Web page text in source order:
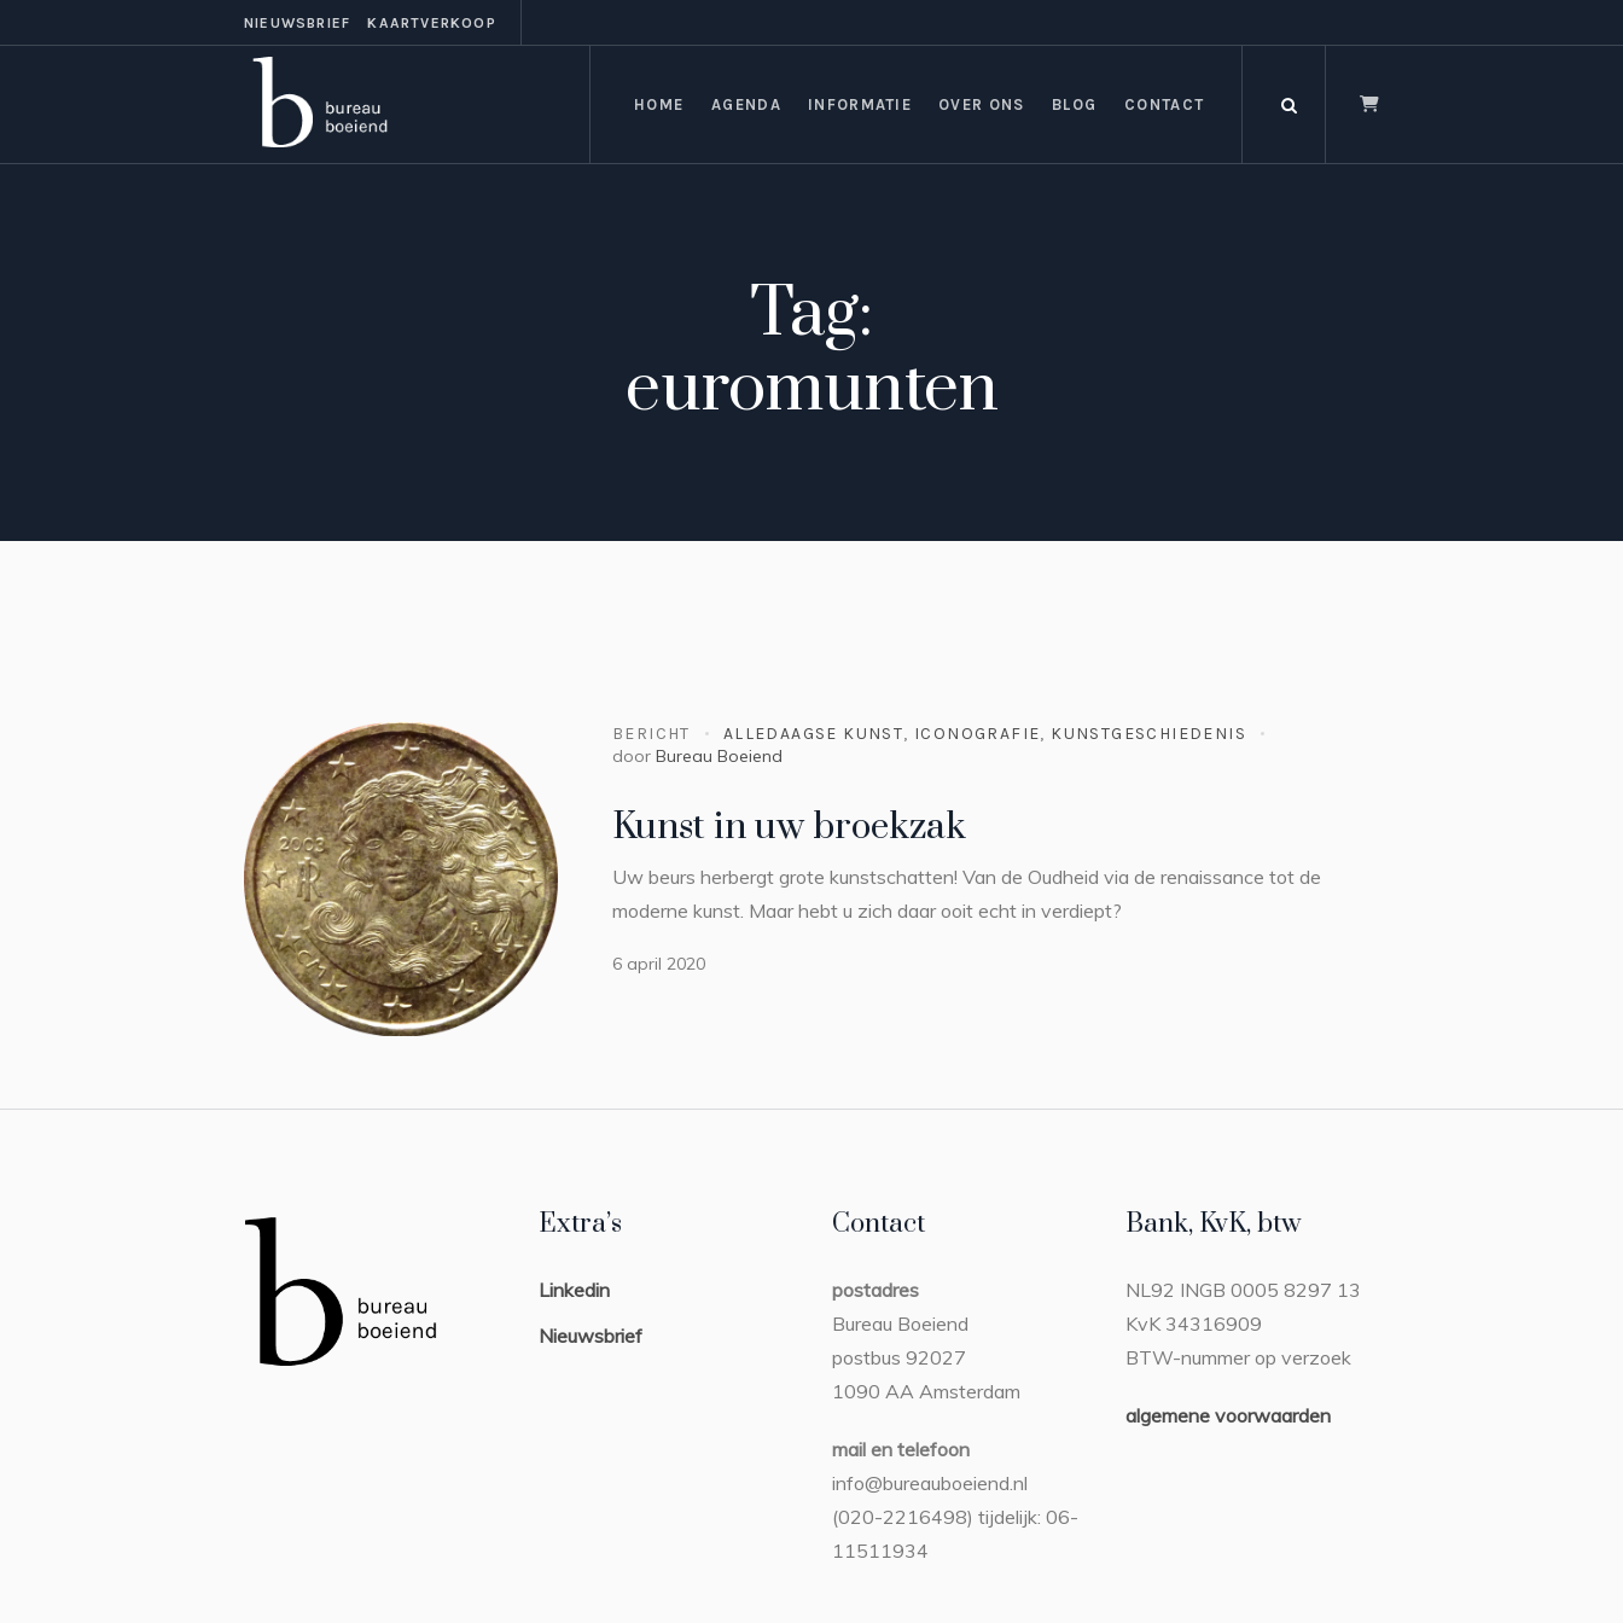
NIEUWSBRIEF KAARTVERKOOP
HOME AGENDA INFORMATIE OVER ONS BLOG CONTACT
Tag:
euromunten
BERICHT ALLEDAAGSE KUNST, ICONOGRAFIE, KUNSTGESCHIEDENIS
door Bureau Boeiend
Kunst in uw broekzak
Uw beurs herbergt grote kunstschatten! Van de Oudheid via de renaissance tot de
moderne kunst. Maar hebt u zich daar ooit echt in verdiept?
6 april 2020
Extra’s
Linkedin
Nieuwsbrief
Contact
postadres
Bureau Boeiend
postbus 92027
1090 AA Amsterdam
mail en telefoon
info@bureauboeiend.nl
(020-2216498) tijdelijk: 06-
11511934
Bank, KvK, btw
NL92 INGB 0005 8297 13
KvK 34316909
BTW-nummer op verzoek
algemene voorwaarden